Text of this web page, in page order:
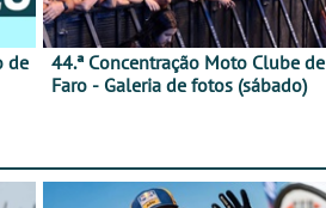
de
44.ª Concentração Moto Clube de
Faro - Galeria de fotos (sábado)